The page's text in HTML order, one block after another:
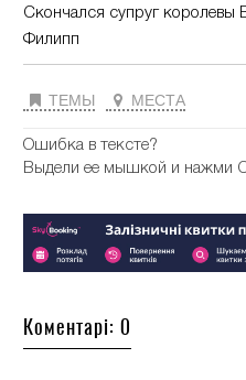
Скончался супруг королевы
Филипп
ТЕМЫ МЕСТА
Ошибка в тексте?
Выдели ее мышкой и нажми
Коментарі: 0